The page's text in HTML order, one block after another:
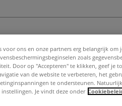
voor ons en onze partners erg belangrijk
zoals
Door op "Accepteren" te klikken, geef je
van de website te verbeteren, het
te ondersteunen.
instellingen. Je vindt deze onder